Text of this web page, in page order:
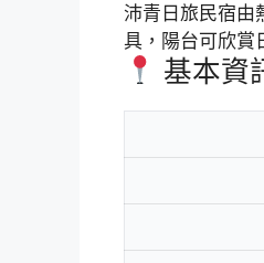
沛青日旅民宿由
具，陽台可欣賞
基本資